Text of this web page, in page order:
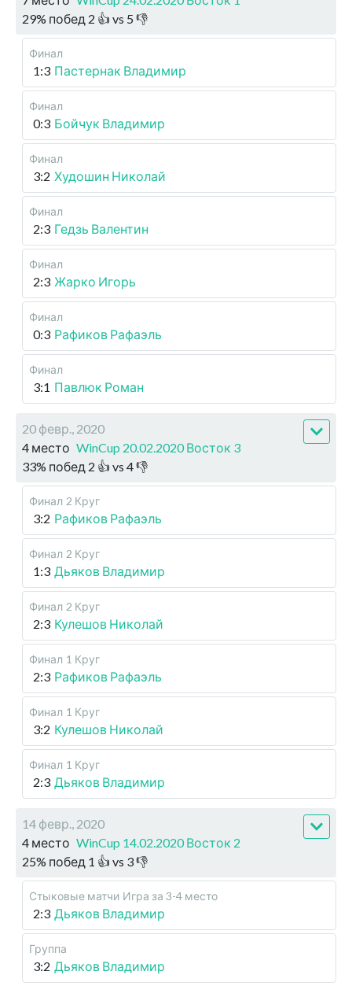
29% побед 2 👍 vs 5 👎
Финал
1:3 Пастернак Владимир
Финал
0:3 Бойчук Владимир
Финал
3:2 Худошин Николай
Финал
2:3 Гедзь Валентин
Финал
2:3 Жарко Игорь
Финал
0:3 Рафиков Рафаэль
Финал
3:1 Павлюк Роман
20 февр., 2020
4 место WinCup 20.02.2020 Восток 3
33% побед 2 👍 vs 4👎
Финал 2 Круг
3:2 Рафиков Рафаэль
Финал 2 Круг
1:3 Дьяков Владимир
Финал 2 Круг
2:3 Кулешов Николай
Финал 1 Круг
2:3 Рафиков Рафаэль
Финал 1 Круг
3:2 Кулешов Николай
Финал 1 Круг
2:3 Дьяков Владимир
14 февр., 2020
4 место WinCup 14.02.2020 Восток 2
25% побед 1 👍 vs 3👎
Стыковые матчи Игра за 3-4 место
2:3 Дьяков Владимир
Группа
3:2 Дьяков Владимир